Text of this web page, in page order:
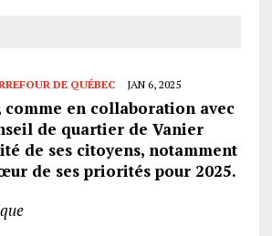
DE QUÉBEC JAN 6, 2025
comme en collaboration avec
de quartier de Vanier
de ses citoyens, notamment
de ses priorités pour 2025.